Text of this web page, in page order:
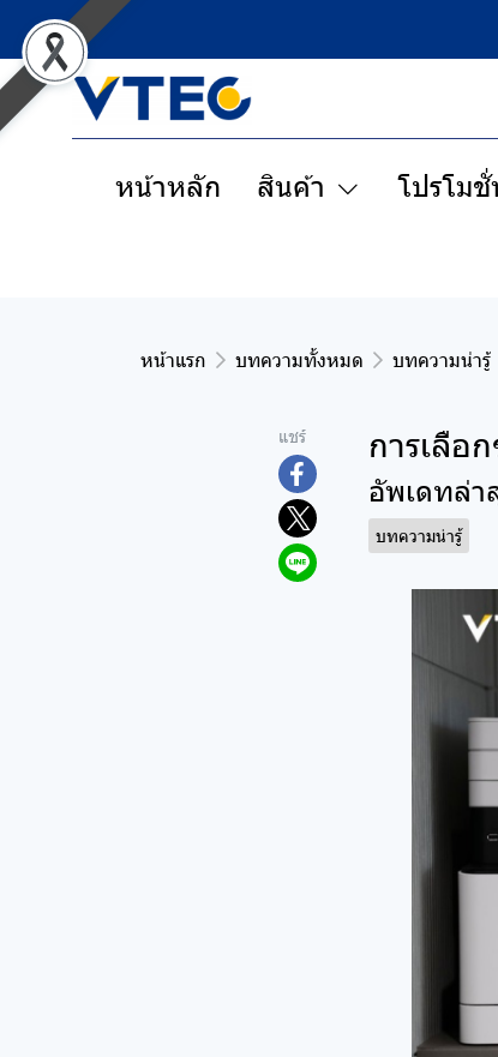
หน้าหลัก สินค้า โปรโม
หน้าแรก บทความทั้งหมด บทความน่ารู้
แชร์ การเลือ
อัพเดทล่
บทความน่ารู้